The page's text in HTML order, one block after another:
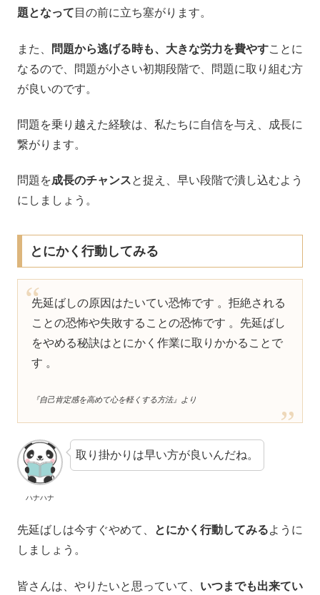
題となって 目の前に立ち塞がります。
また、 問題から逃げる時も、大きな労力を費やすことに
なるので、問題が小さい初期段階で、問題に取り組む方
が良いのです。
問題を乗り越えた経験は、私たちに自信を与え、成長に
繋がります。
問題を成長のチャンスと捉え、早い段階で潰し込むよう
にしましょう。
とにかく行動してみる
先延ばしの原因はたいてい恐怖です 。拒絶される
ことの恐怖や失敗することの恐怖です 。先延ばし
をやめる秘訣はとにかく作業に取りかかることで
す 。
『自己肯定感を高めて心を軽くする方法』より
ハナハナ
取り掛かりは早い方が良いんだね。
先延ばしは今すぐやめて、 とにかく行動してみるように
しましょう。
皆さんは、やりたいと思っていて、 いつまでも出来てい